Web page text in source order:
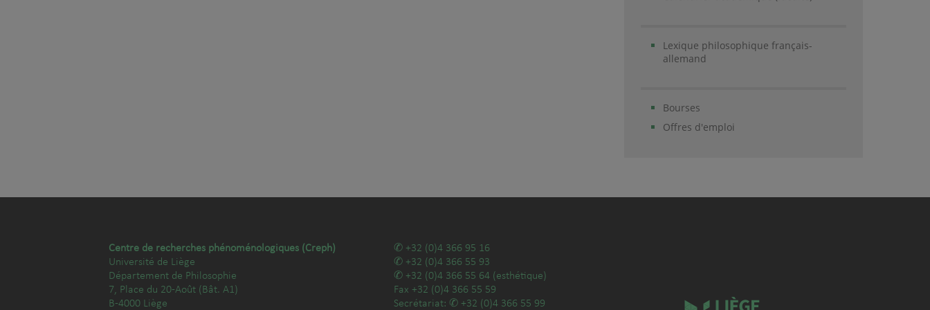
Lexique philosophique français-
allemand
Bourses
Offres d'emploi
Centre de recherches phénoménologiques (Creph)
Université de Liège
Département de Philosophie
7, Place du 20-Août (Bât. A1)
B-4000 Liège
+32 (0)4 366 95 16
+32 (0)4 366 55 93
+32 (0)4 366 55 64 (esthétique)
Fax +32 (0)4 366 55 59
Secrétariat:
+32 (0)4 366 55 99